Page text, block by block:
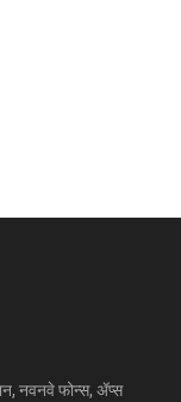
नवनवे फोन्स, ॲप्स